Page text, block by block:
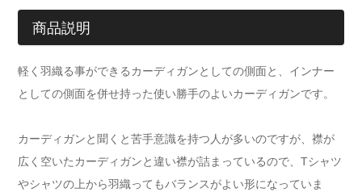
商品説明
軽く羽織る事ができるカーディガンとしての側面と、インナー
としての側面を併せ持った使い勝手のよいカーディガンです。
カーディガンと聞くと苦手意識を持つ人が多いのですが、襟が
広く空いたカーディガンと違い襟が詰まっているので、Tシャツ
やシャツの上から羽織ってもバランスがよい形になっていま